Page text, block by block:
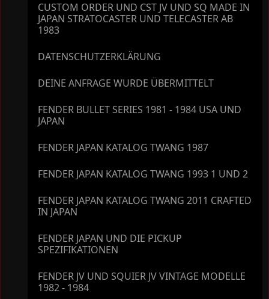
CUSTOM ORDER UND CST JV UND SQ MADE IN
JAPAN STRATOCASTER UND TELECASTER AB
1983
DATENSCHUTZERKLÄRUNG
DEINE ANFRAGE WURDE ÜBERMITTELT
FENDER BULLET SERIES 1981 - 1984 USA UND
JAPAN
FENDER JAPAN KATALOG TWANG 1987
FENDER JAPAN KATALOG TWANG 1993 1 UND 2
FENDER JAPAN KATALOG TWANG 2011 CRAFTED
IN JAPAN
FENDER JAPAN UND DIE PICKUP
SPEZIFIKATIONEN
FENDER JV UND SQUIER JV VINTAGE MODELLE
1982 - 1984